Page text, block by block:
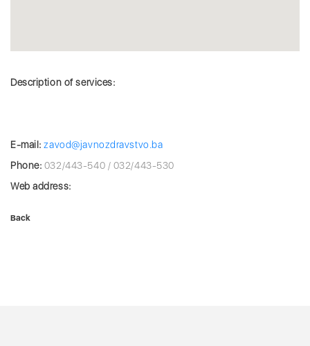
Description of services:
E-mail: zavod@javnozdravstvo.ba
Phone: 032/443-540 / 032/443-530
Web address:
Back